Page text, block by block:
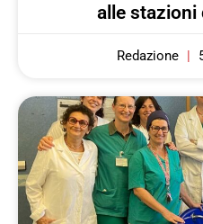
alle
Redazione